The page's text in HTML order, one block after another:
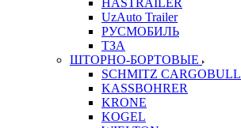
HASTRAILER
UzAuto Trailer
РУСМОБИЛЬ
ТЗА
ШТОРНО-БОРТОВЫЕ
SCHMITZ CARGOBULL
KASSBOHRER
KRONE
KOGEL